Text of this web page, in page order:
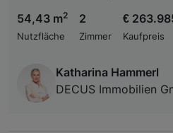
54,43 m2
Nutzfläche
2
Zimmer
€
Kaufpreis
Katharina Hammerl
DECUS Immobilien